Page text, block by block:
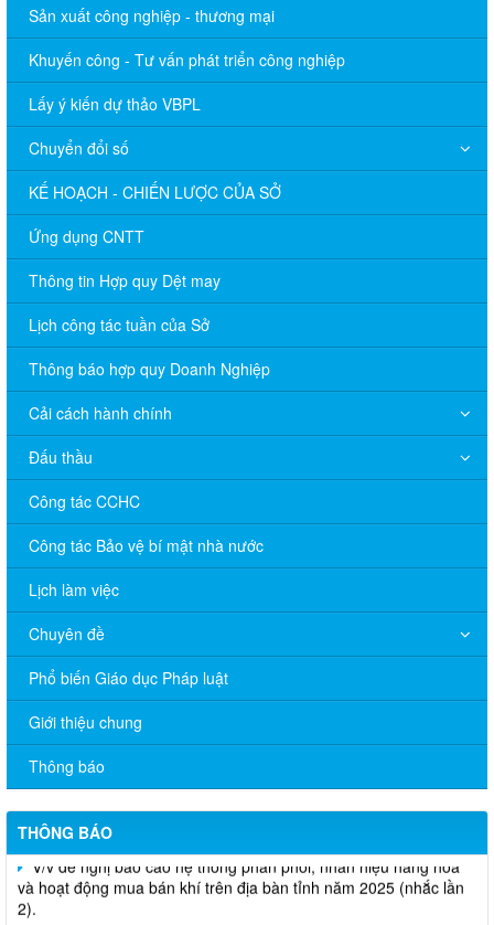
Sản xuất công nghiệp - thương mại
Khuyến công - Tư vấn phát triển công nghiệp
Lấy ý kiến dự thảo VBPL
Chuyển đổi số
KẾ HOẠCH - CHIẾN LƯỢC CỦA SỞ
Ứng dụng CNTT
Thông tin Hợp quy Dệt may
Lịch công tác tuần của Sở
Thông báo hợp quy Doanh Nghiệp
Cải cách hành chính
Đấu thầu
Công tác CCHC
Công tác Bảo vệ bí mật nhà nước
Lịch làm việc
Chuyên đề
Phổ biến Giáo dục Pháp luật
Giới thiệu chung
Thông báo
THÔNG BÁO
V/v đề nghị báo cáo hệ thống phân phối, nhãn hiệu hàng hóa
và hoạt động mua bán khí trên địa bàn tỉnh năm 2025 (nhắc lần
2).